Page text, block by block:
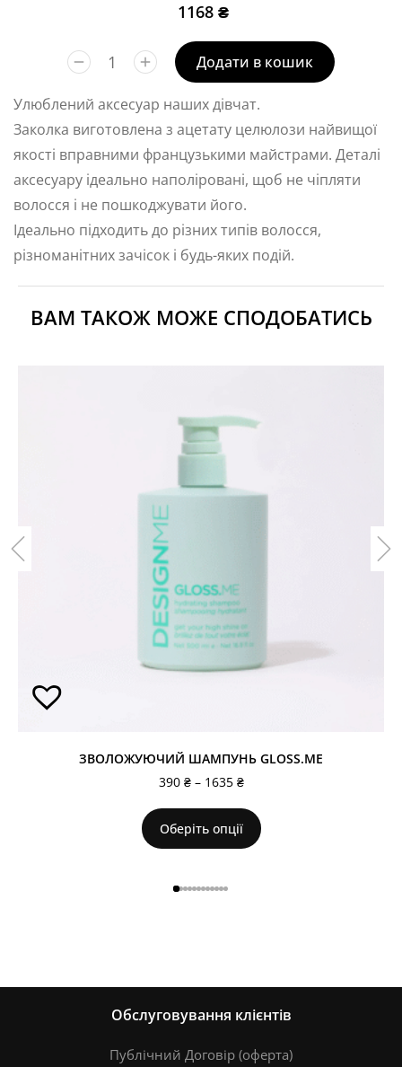
1168 ₴
Додати в кошик
Улюблений аксесуар наших дівчат.
Заколка виготовлена з ацетату целюлози найвищої
якості вправними французькими майстрами. Деталі
аксесуару ідеально наполіровані, щоб не чіпляти
волосся і не пошкоджувати його.
Ідеально підходить до різних типів волосся,
різноманітних зачісок і будь-яких подій.
ВАМ ТАКОЖ МОЖЕ СПОДОБАТИСЬ
ЗВОЛОЖУЮЧИЙ ШАМПУНЬ GLOSS.ME
390 ₴ – 1635 ₴
Оберіть опції
Обслуговування клієнтів
Публічний Договір (оферта)